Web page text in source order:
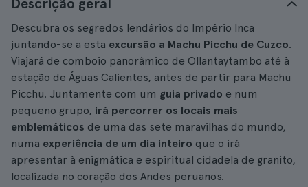
Descrição geral
Descubra os segredos lendários do Império Inca
juntando-se a esta excursão a Machu Picchu de Cuzco.
Viajará de comboio panorâmico de Ollantaytambo até à
estação de Águas Calientes, antes de partir para Machu
Picchu. Juntamente com um guia privado e num
pequeno grupo, irá percorrer os locais mais
emblemáticos de uma das sete maravilhas do mundo,
numa experiência de um dia inteiro que o irá
apresentar à enigmática e espiritual cidadela de granito,
localizada no coração dos Andes peruanos.